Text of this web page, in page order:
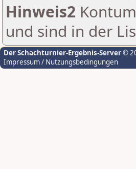
Hinweis2
und sind in der
Der Schachturnier-Ergebnis-Server©
Impressum / Nutzungsbedingungen